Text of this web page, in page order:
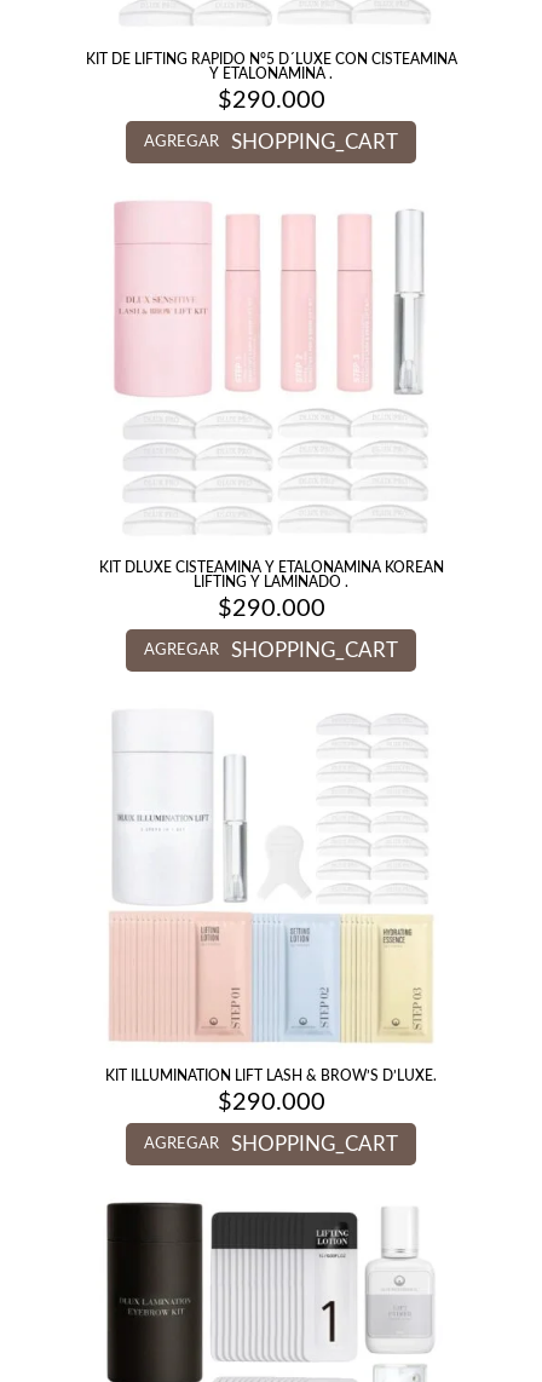
KIT DE LIFTING RAPIDO N°5 D´LUXE CON CISTEAMINA
Y ETALONAMINA .
$290.000
AGREGAR SHOPPING_CART
KIT DLUXE CISTEAMINA Y ETALONAMINA KOREAN
LIFTING Y LAMINADO .
$290.000
AGREGAR SHOPPING_CART
KIT ILLUMINATION LIFT LASH & BROW’S D’LUXE.
$290.000
AGREGAR SHOPPING_CART